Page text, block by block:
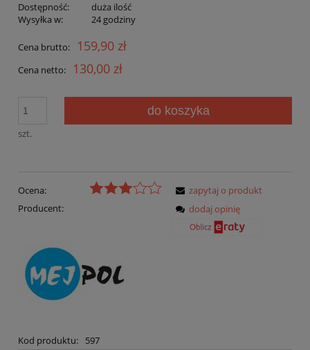
Dostępność:
duża ilość
Wysyłka w:
24 godziny
Cena brutto: 159,90 zł
Cena netto: 130,00 zł
szt.
do koszyka
Ocena:
Producent:
Kod produktu: 597
zapytaj o produkt
dodaj opinię